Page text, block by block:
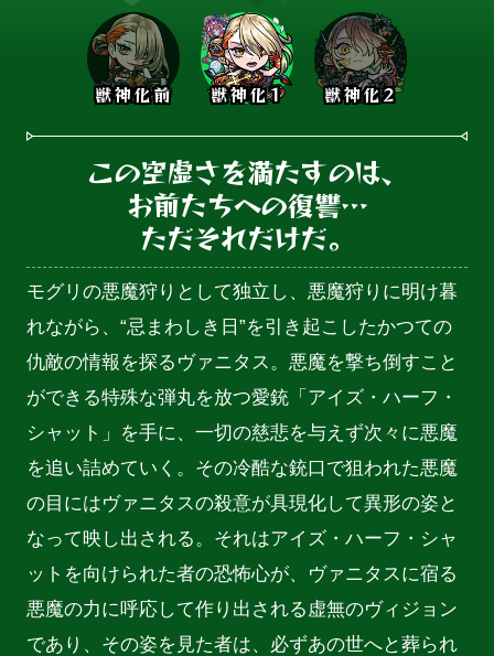
獣神化前 獣神化1 獣神化2
この空虚さを満たすのは、
お前たちへの復讐…
ただそれだけだ。
モグリの悪魔狩りとして独立し、悪魔狩りに明け暮
れながら、“忌まわしき日”を引き起こしたかつての
仇敵の情報を探るヴァニタス。悪魔を撃ち倒すこと
ができる特殊な弾丸を放つ愛銃「アイズ・ハーフ・
シャット」を手に、一切の慈悲を与えず次々に悪魔
を追い詰めていく。その冷酷な銃口で狙われた悪魔
の目にはヴァニタスの殺意が具現化して異形の姿と
なって映し出される。それはアイズ・ハーフ・シャ
ットを向けられた者の恐怖心が、ヴァニタスに宿る
悪魔の力に呼応して作り出される虚無のヴィジョン
であり、その姿を見た者は、必ずあの世へと葬られ